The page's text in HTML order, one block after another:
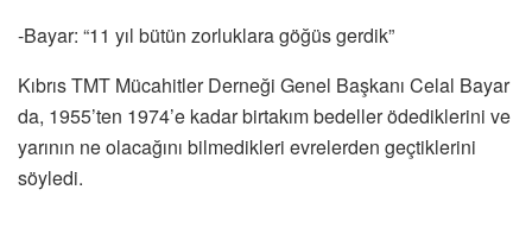
-Bayar: “11 yıl bütün zorluklara göğüs gerdik”
Kıbrıs TMT Mücahitler Derneği Genel Başkanı Celal Bayar
da, 1955’ten 1974’e kadar birtakım bedeller ödediklerini ve
yarının ne olacağını bilmedikleri evrelerden geçtiklerini
söyledi.